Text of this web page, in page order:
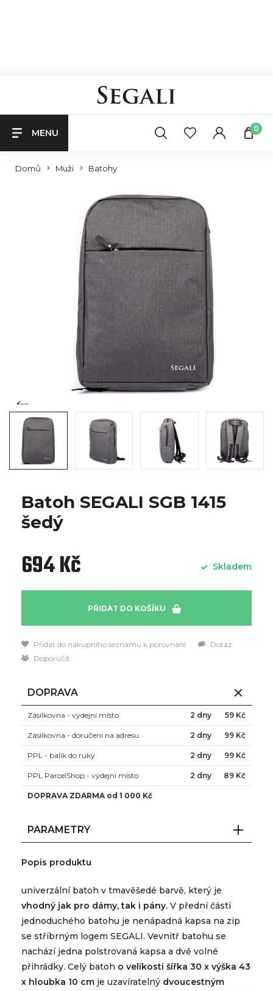
MENU 0
Domů Muži Batohy
Batoh SEGALI SGB 1415
šedý
694 Kč Skladem
PŘIDAT DO KOŠÍKU
Přidat do nákupního seznamu k porovnání
Dotaz
Doporučit
DOPRAVA
Zásilkovna - výdejní místo 2 dny 59 Kč
Zásilkovna - doručení na adresu 2 dny 99 Kč
PPL - balík do ruky 2 dny 99 Kč
PPL ParcelShop - výdejní místo 2 dny 89 Kč
DOPRAVA ZDARMA od 1 000 Kč
PARAMETRY
Popis produktu
univerzální batoh v tmavěšedé barvě, který je
vhodný jak pro dámy, tak i pány. V přední části
jednoduchého batohu je nenápadná kapsa na zip
se stříbrným logem SEGALI. Vevnitř batohu se
nachází jedna polstrovaná kapsa a dvě volné
přihrádky. Celý batoh o velikosti šířka 30 x výška 43
x hloubka 10 cm je uzavíratelný dvoucestným